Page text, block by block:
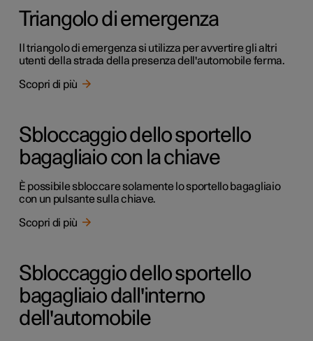
Triangolo di emergenza
Il triangolo di emergenza si utilizza per avvertire gli altri
utenti della strada della presenza dell'automobile ferma.
Scopri di più
Sbloccaggio dello sportello
bagagliaio con la chiave
È possibile sbloccare solamente lo sportello bagagliaio
con un pulsante sulla chiave.
Scopri di più
Sbloccaggio dello sportello
bagagliaio dall'interno
dell'automobile